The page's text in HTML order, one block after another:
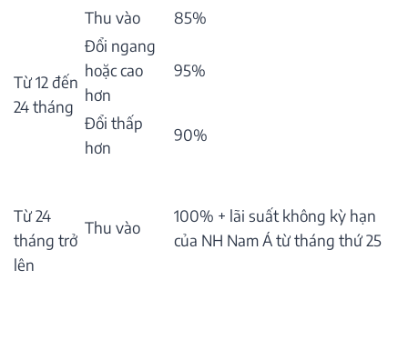
Từ 12 đến
24 tháng
Thu vào
85%
Đổi ngang
hoặc cao
hơn
95%
Đổi thấp
hơn
90%
Từ 24
tháng trở
lên
Thu vào
100% + lãi suất không kỳ hạn
của NH Nam Á từ tháng thứ 25